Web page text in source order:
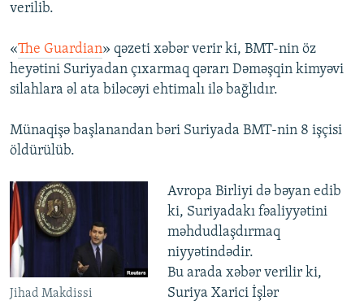
verilib.
«The Guardian» qəzeti xəbər verir ki, BMT-nin öz
heyətini Suriyadan çıxarmaq qərarı Dəməşqin kimyəvi
silahlara əl ata biləcəyi ehtimalı ilə bağlıdır.
Münaqişə başlanandan bəri Suriyada BMT-nin 8 işçisi
öldürülüb.
Jihad Makdissi
Avropa Birliyi də bəyan edib
ki, Suriyadakı fəaliyyətini
məhdudlaşdırmaq
niyyətindədir.
Bu arada xəbər verilir ki,
Suriya Xarici İşlər